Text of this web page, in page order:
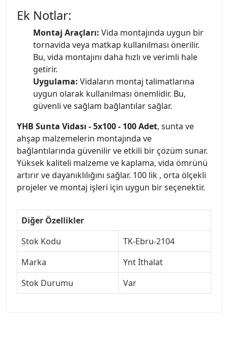
Ek Notlar:
Montaj Araçları: Vida montajında uygun bir
tornavida veya matkap kullanılması önerilir.
Bu, vida montajını daha hızlı ve verimli hale
getirir.
Uygulama: Vidaların montaj talimatlarına
uygun olarak kullanılması önemlidir. Bu,
güvenli ve sağlam bağlantılar sağlar.
YHB Sunta Vidası - 5x100 - 100 Adet, sunta ve
ahşap malzemelerin montajında ve
bağlantılarında güvenilir ve etkili bir çözüm sunar.
Yüksek kaliteli malzeme ve kaplama, vida ömrünü
artırır ve dayanıklılığını sağlar. 100 lik , orta ölçekli
projeler ve montaj işleri için uygun bir seçenektir.
Diğer Özellikler
Stok Kodu
TK-Ebru-2104
Marka
Ynt İthalat
Stok Durumu
Var